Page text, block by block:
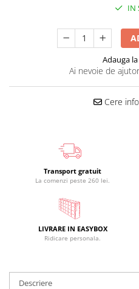
IN
Adauga
Ai nevoie de
Cere
Transport gratuit
La comenzi peste 260 lei.
LIVRARE IN EASYBOX
Ridicare personala.
Descriere